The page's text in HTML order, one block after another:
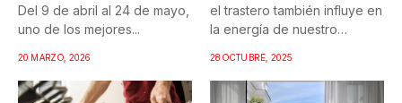
Del 9 de abril al 24 de mayo,
uno de los mejores...
20 MARZO, 2026
el trastero también influye en
la energía de nuestro
28 OCTUBRE, 2025